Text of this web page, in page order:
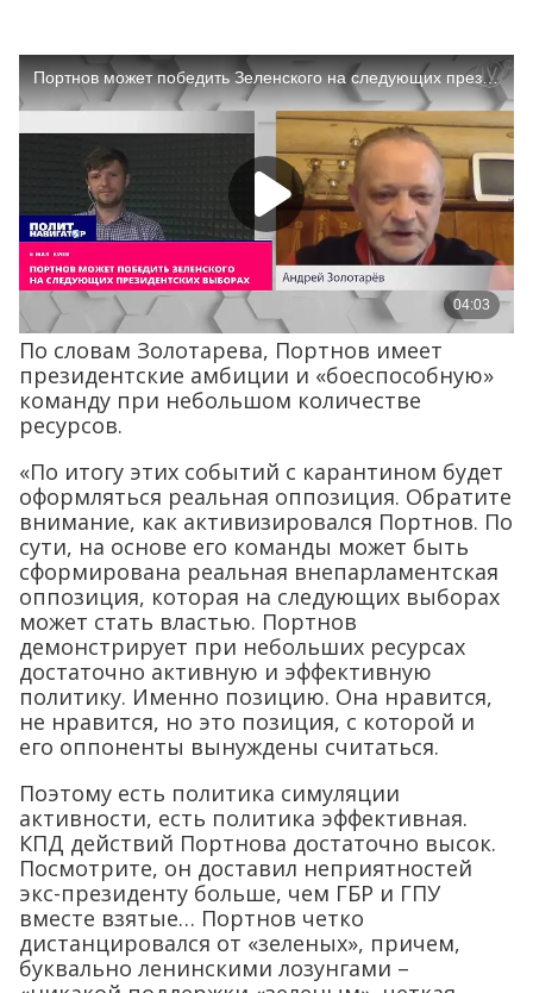
По словам Золотарева, Портнов имеет
президентские амбиции и «боеспособную»
команду при небольшом количестве
ресурсов.
«По итогу этих событий с карантином будет
оформляться реальная оппозиция. Обратите
внимание, как активизировался Портнов. По
сути, на основе его команды может быть
сформирована реальная внепарламентская
оппозиция, которая на следующих выборах
может стать властью. Портнов
демонстрирует при небольших ресурсах
достаточно активную и эффективную
политику. Именно позицию. Она нравится,
не нравится, но это позиция, с которой и
его оппоненты вынуждены считаться.
Поэтому есть политика симуляции
активности, есть политика эффективная.
КПД действий Портнова достаточно высок.
Посмотрите, он доставил неприятностей
экс-президенту больше, чем ГБР и ГПУ
вместе взятые… Портнов четко
дистанцировался от «зеленых», причем,
буквально ленинскими лозунгами –